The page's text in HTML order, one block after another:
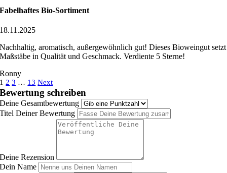
Fabelhaftes Bio-Sortiment
18.11.2025
Nachhaltig, aromatisch, außergewöhnlich gut! Dieses Bioweingut setzt
Maßstäbe in Qualität und Geschmack. Verdiente 5 Sterne!
Ronny
1 Seite
2 Seite
3 … Seite
13 Next
Bewertung schreiben
Deine Gesamtbewertung
Titel Deiner Bewertung
Deine Rezension
Dein Name